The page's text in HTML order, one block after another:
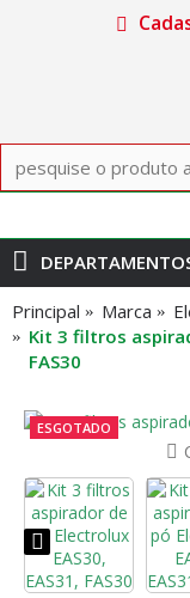
Principal Marca
Kit 3 filtros
FAS30
ESGOTADO